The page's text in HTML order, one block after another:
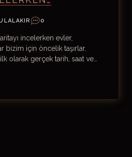
0
incelerken evler,
bizim için öncelik taşırlar.
olarak gerçek tarih, saat ve…